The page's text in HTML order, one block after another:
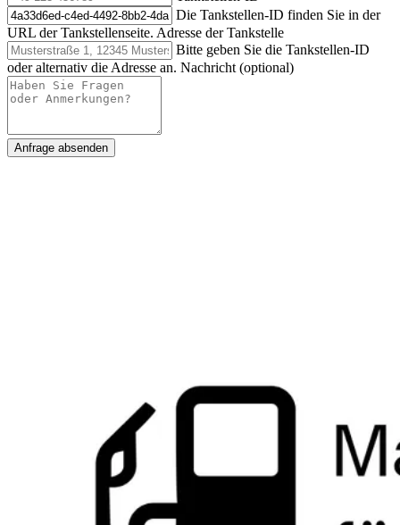
Die Tankstellen-ID finden Sie in der
URL der Tankstellenseite. Adresse der Tankstelle
Bitte geben Sie die Tankstellen-ID
oder alternativ die Adresse an. Nachricht (optional)
Anfrage absenden